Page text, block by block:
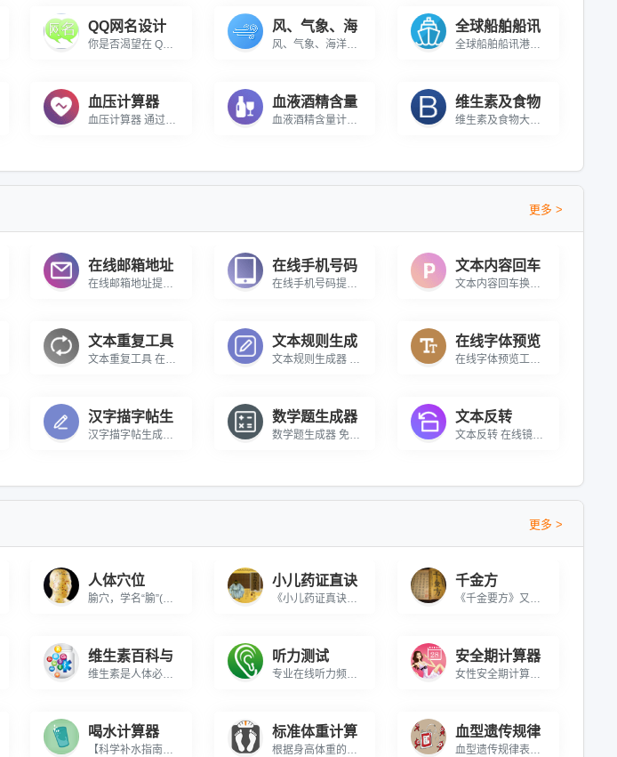
QQ网名设计
你是否渴望在 QQ 世界里拥有一个令人瞩目的网名？我们的超炫 QQ 网名设计器正是你的绝佳之选！\r\n\r\n\r\n\r\n这个设计器犹如一座创意宝藏库，专门打造独特且别具一格的 QQ 网名。它巧妙融合了非主流风格、各式各样的符号等充满个性的元素，不管你是想要展现内心的叛逆不羁，还是温柔浪漫，亦或是搞怪幽默，都能在这里找到实现的途径。\r\n\r\n\r\n\r\n在这里，你无需在浩瀚的网络里苦苦搜索灵感，也不用担心自己缺乏设计才华。只需轻点几下，设计器便能运用其强大的算法和丰富的素材，为你组合出独一无二超个性的网名。从炫酷的字符搭配到神秘的符号点缀，每一个生成的网名都仿佛是一件精心雕琢的艺术品，助你在 QQ 社交圈脱颖而出，吸引众人目光，成为当之无愧的焦点。相信使用我们的超炫 QQ 网名设计器，就能轻松开启你的个性社交之旅！
风、气象、海
风、气象、海洋状况的全球地图
全球船舶船讯
全球船舶船讯港口定位
血压计算器
血压计算器 通过收缩压与舒张压来计算血压是否正常
血液酒精含量
血液酒精含量计算 帮您计算喝酒后，血液内酒精的含量
维生素及食物
维生素及食物大全 重点介绍维生素以及含有维生素的食物
更多 >
在线邮箱地址
在线邮箱地址提取工具 在线从内容中批量提取邮箱地址
在线手机号码
在线手机号码提取工具 在线从内容中批量提取手机号
文本内容回车
文本内容回车换行转P标签 在线将文本内容中将回车换行转为P标签
文本重复工具
文本重复工具 在线将一段文本进行多次重复
文本规则生成
文本规则生成器 通过规则来生成大量的文本内容
在线字体预览
在线字体预览工具 上传本地字体文件即可预览字体样式
汉字描字帖生
汉字描字帖生成器 在线生成汉字描字帖，可进行打印
数学题生成器
数学题生成器 免费在线小学数学练习题生成打印工具
文本反转
文本反转 在线镜像或逆转文本字符串
更多 >
人体穴位
腧穴，学名“腧”(shù)，常被称为孔穴、穴或穴道。这些是人体中脏腑功能和经络气血运行的重要节点，也是中医治疗手段如针灸、按摩、拔罐和刮痧等疗法的核心施术区域。这些穴位多位于神经末梢密集或较粗的神经纤维分布区域，因此具有高度的敏感性和治疗效果。
小儿药证直诀
《小儿药证真诀》分上、中、下3卷。上卷记脉证治法，包括“小儿脉法”、“变蒸”、“五脏所主”、“五脏病”等81篇，论述小儿生理病理特点及各种常见疾病的辨证治疗。对疮疹、惊风、诸疳等儿科重要病证辨察尤为详尽，如把疮疹区分为水疱、脓疱、斑、疹、变黑5种，分属于肝、肺、心、脾、肾五脏，其中前4种实际分别指水痘、天花、斑疹、麻疹，早在12世纪即能对其进行鉴别，实属可贵，本书卷中记“尝所台病二十三证”，是钱乙治疗验案的汇集。下卷为“诸方”，列钱乙所制方剂110余首。既有化裁精当的古方，也有独创巧妙的新方，其中治疗小儿心热的“导赤散”，治疗肾虚的“地黄丸”等，都是佳效名方，至今仍为临床医生所常用。本书基本上反映了钱乙的学术思想，总结了他的儿科临床经验，是一部理论结合实际，突出脏腑辨证思想的儿科专著，对宋以后儿科学的发展具有重要影响。
千金方
《千金要方》又称《备急千金要方》、《千金方》，是中国古代中医学经典著作之一，被誉为中国最早的临床百科全书，共30卷，是综合性临床医著。唐朝孙思邈所著，约成书于永徽三年（652年）。该书集唐代以前诊治经验之大成，对后世医家影响极大。
维生素百科与
维生素是人体必需六大营养素之一，包含水溶性维生素B族、C与脂溶性维生素A、D、E、K。权威解析维生素的作用与功能、缺乏症状、每日摄入量标准及富含维生素的食物清单，助您科学补充营养，维持健康代谢。
听力测试
专业在线听力频率检测工具｜免费测试人耳可听范围(20-20000Hz)｜精准声波发生器+医学级算法｜支持自定义频率步进/时长设置｜即时生成听力范围报告，助您了解听觉健康状况，适合音乐爱好者、听力自查及音频设备测试
安全期计算器
女性安全期计算器可以在线计算女性安全期在什么时候，了解女性安全期和排卵期以及月经期（生理期）。排卵期计算器可以为想怀孕的女性助力。
喝水计算器
【科学补水指南】每日饮水计算器通过体重×30ml基础公式+活动量系数，智能计算个性化饮水量。覆盖久坐、运动、办公等4种生活场景，提供7个时段的科学饮水建议，帮助维持水分平衡、促进新陈代谢，支持自定义体重单位（kg/lb）和活动强度调节。权威健康机构推荐算法，立即获取您的专属补水方案！
标准体重计算
根据身高体重的标准比例，测试你的身高体重标准是否在健康的范围内的实用工具!
血型遗传规律
血型遗传规律表根据父亲、母亲的血型和血型遗传规律，预测未来宝宝血型；是已知准确的方法。